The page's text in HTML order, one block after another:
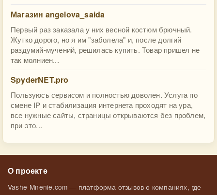
Магазин angelova_saida
Первый раз заказала у них весной костюм брючный.
Жутко дорого, но я им "заболела" и, после долгий
раздумий-мучений, решилась купить. Товар пришел не
так молниен...
SpyderNET.pro
Пользуюсь сервисом и полностью доволен. Услуга по
смене IP и стабилизация интернета проходят на ура,
все нужные сайты, страницы открываются без проблем,
при это...
О проекте
Vashe-Mnenie.com — платформа отзывов о компаниях, где